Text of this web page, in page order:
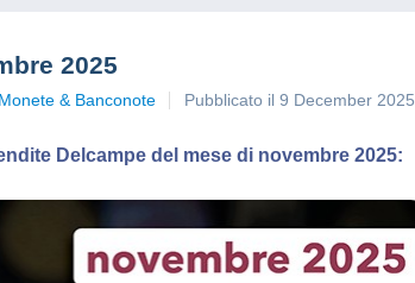
2025
Monete & Banconote Pubblicato il 9 December 2025
Delcampe del mese di novembre 2025: